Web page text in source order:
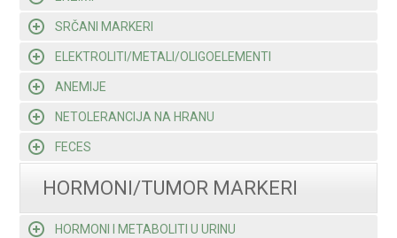
SRČANI MARKERI
ELEKTROLITI/METALI/OLIGOELEMENTI
ANEMIJE
NETOLERANCIJA NA HRANU
FECES
HORMONI/TUMOR MARKERI
HORMONI I METABOLITI U URINU